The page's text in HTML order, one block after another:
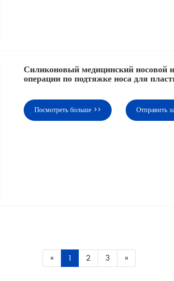
Силиконовый медицинский носовой
операции по подтяжке носа для
Посмотреть больше >> Отправить
« 1 2 3 »